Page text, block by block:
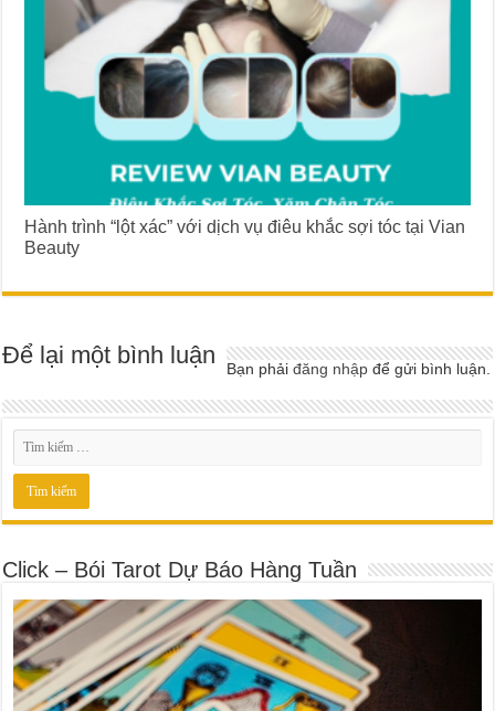
Hành trình “lột xác” với dịch vụ điêu khắc sợi tóc tại Vian
Beauty
Để lại một bình luận Bạn phảiđăng nhập để gửi bình luận.
Click – Bói Tarot Dự Báo Hàng Tuần